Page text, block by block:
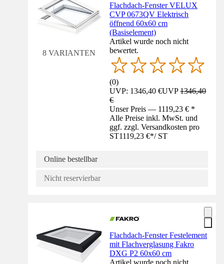
8 VARIANTEN
Flachdach-Fenster VELUX
CVP 0673QV Elektrisch
öffnend 60x60 cm
(Basiselement)
Artikel wurde noch nicht
bewertet.
(0)
UVP: 1346,40 €UVP1346,40
€
Unser Preis — 1119,23 € *
Alle Preise inkl. MwSt. und
ggf. zzgl. Versandkosten pro
ST1119,23 €*/ ST
Online bestellbar
Nicht reservierbar
Flachdach-Fenster Festelement
mit Flachverglasung Fakro
DXG P2 60x60 cm
Artikel wurde noch nicht